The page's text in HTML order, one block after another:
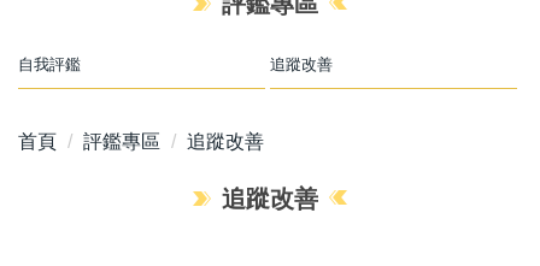
自我評鑑 追蹤改善
首頁 評鑑專區 追蹤改善
追蹤改善